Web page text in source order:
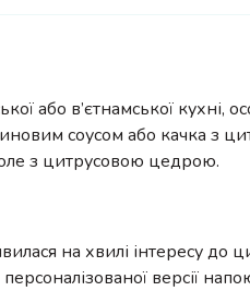
або в’єтнамської кухні,
соусом або качка з
з цитрусовою цедрою.
на хвилі інтересу до
версії